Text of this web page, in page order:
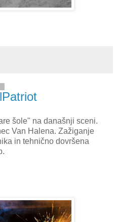
šole" na današnji sceni.
Van Halena. Zažiganje
in tehnično dovršena